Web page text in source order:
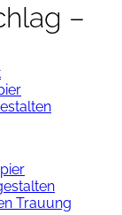
Trauung
–